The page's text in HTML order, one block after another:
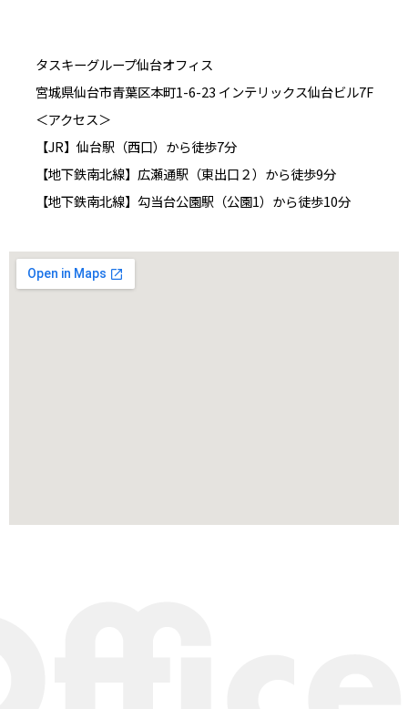
タスキーグループ仙台オフィス
宮城県仙台市青葉区本町1-6-23 インテリックス仙台ビル7F
＜アクセス＞
【JR】仙台駅（西口）から徒歩7分
【地下鉄南北線】広瀬通駅（東出口２）から徒歩9分
【地下鉄南北線】勾当台公園駅（公園1）から徒歩10分